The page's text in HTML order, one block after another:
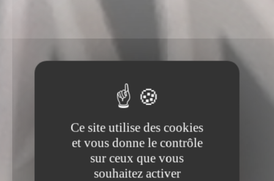
Ce site utilise des cookies
et vous donne le contrôle
sur ceux que vous
souhaitez activer